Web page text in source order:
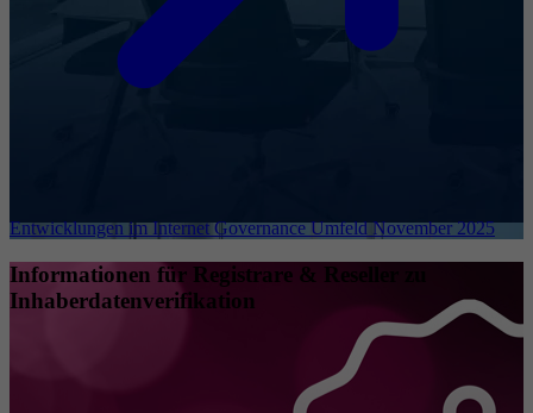
Entwicklungen im Internet Governance Umfeld November 2025
Informationen für Registrare & Reseller zu
Inhaberdatenverifikation